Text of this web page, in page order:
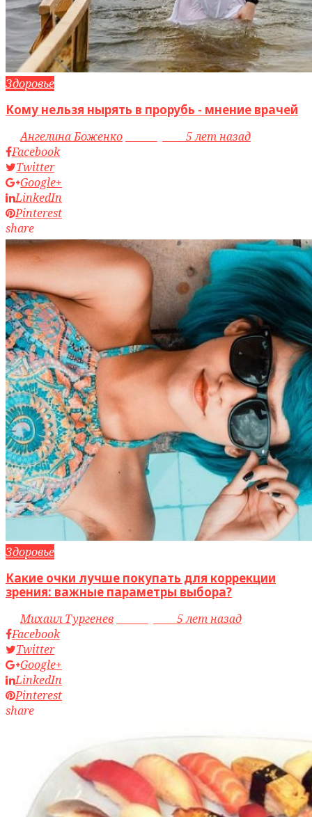
Здоровье
Кому нельзя нырять в прорубь - мнение врачей
byАнгелина Боженко
5 лет назад
Facebook
Twitter
Google+
LinkedIn
Pinterest
share
Здоровье
Какие очки лучше покупать для коррекции
зрения: важные параметры выбора?
byМихаил Тургенев
5 лет назад
Facebook
Twitter
Google+
LinkedIn
Pinterest
share